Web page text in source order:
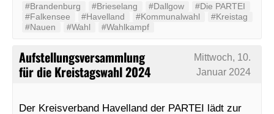
#Brandenburg #Brieselang #Dallgow
#Die PARTEI
#Falkensee
#Havelland #Kommunalwahl
#Kreistag
#Nauen
#Wahl #Wahlkampf
Aufstellungsversammlung
für die Kreistagswahl 2024
Mittwoch, 10.
Januar 2024
Der Kreisverband Havelland der PARTEI lädt zur